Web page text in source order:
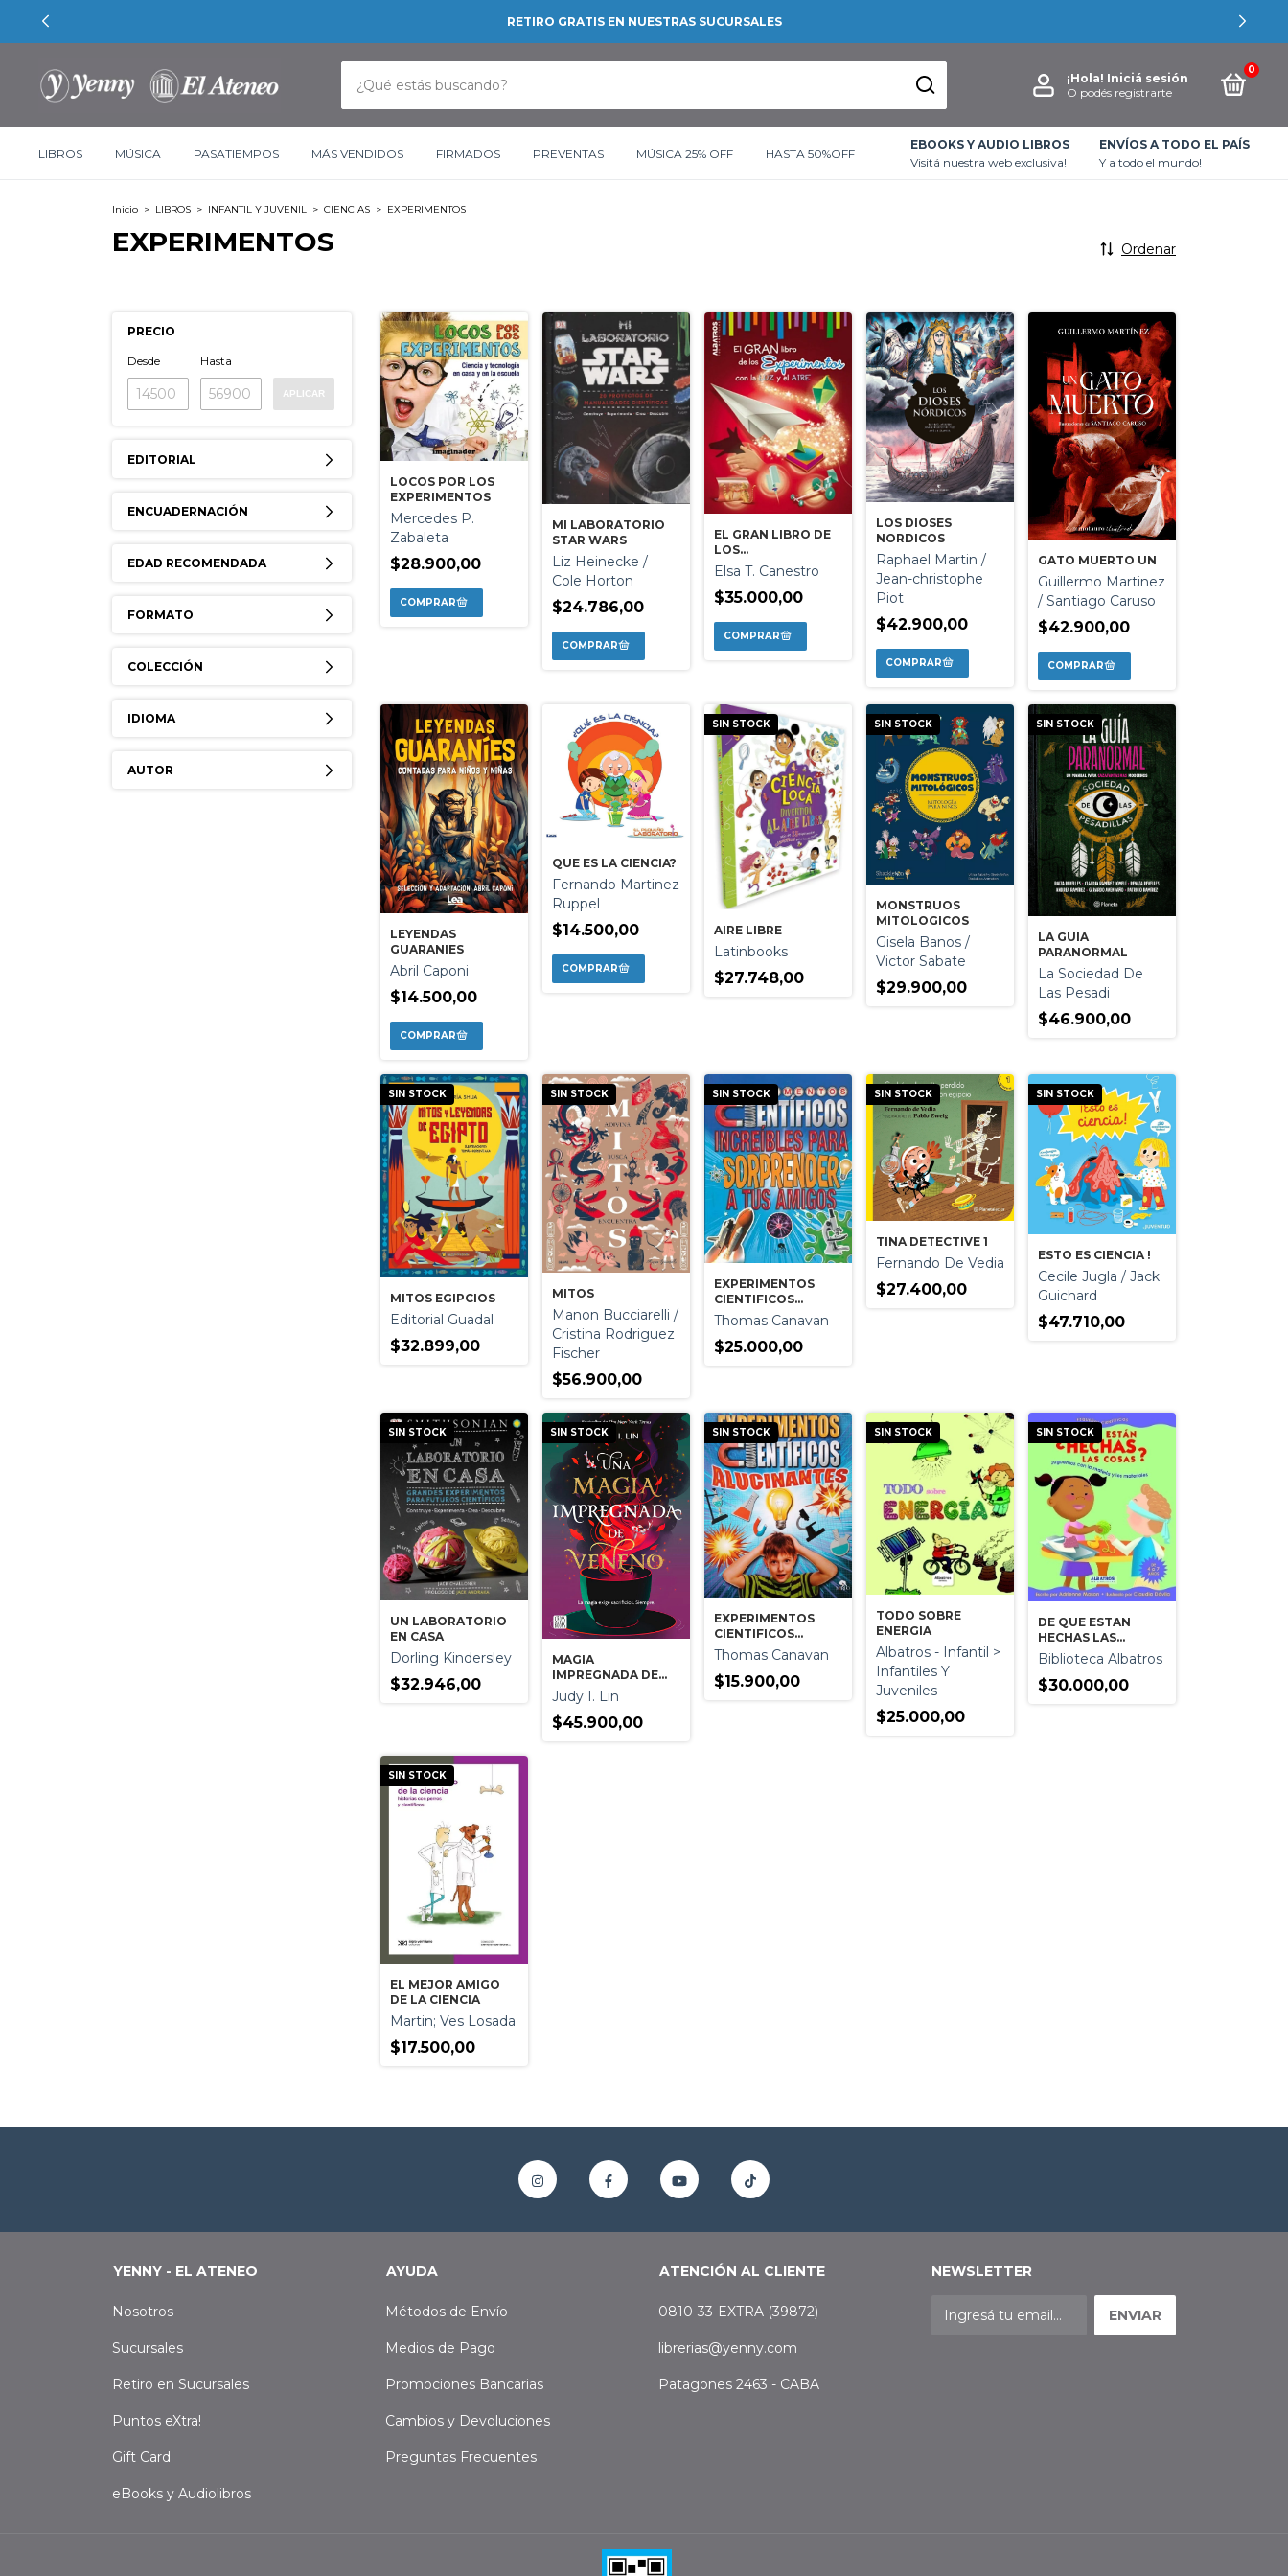
RETIRO GRATIS EN NUESTRAS SUCURSALES
¡Hola! Iniciá sesión
O podés registrarte
0
LIBROS MÚSICA PASATIEMPOS MÁS VENDIDOS FIRMADOS PREVENTAS MÚSICA 25% OFF HASTA 50%OFF
EBOOKS Y AUDIO LIBROS
Visitá nuestra web exclusiva!
ENVÍOS A TODO EL PAÍS
Y a todo el mundo!
Inicio > LIBROS > INFANTIL Y JUVENIL > CIENCIAS > EXPERIMENTOS
EXPERIMENTOS Ordenar
PRECIO
Desde Hasta
APLICAR
EDITORIAL
ENCUADERNACIÓN
EDAD RECOMENDADA
FORMATO
COLECCIÓN
IDIOMA
AUTOR
LOCOS POR LOS
EXPERIMENTOS
Mercedes P.
Zabaleta
$28.900,00
MI LABORATORIO
STAR WARS
Liz Heinecke /
Cole Horton
$24.786,00
EL GRAN LIBRO DE
LOS
EXPERIMENTOS
CON LA LUZ Y EL
AIRE
Elsa T. Canestro
$35.000,00
LOS DIOSES
NORDICOS
Raphael Martin /
Jean-christophe
Piot
$42.900,00
GATO MUERTO UN
Guillermo Martinez
/ Santiago Caruso
$42.900,00
LEYENDAS
GUARANIES
Abril Caponi
$14.500,00
QUE ES LA CIENCIA?
Fernando Martinez
Ruppel
$14.500,00
SIN STOCK
AIRE LIBRE
Latinbooks
$27.748,00
SIN STOCK
MONSTRUOS
MITOLOGICOS
Gisela Banos /
Victor Sabate
$29.900,00
SIN STOCK
LA GUIA
PARANORMAL
La Sociedad De
Las Pesadi
$46.900,00
SIN STOCK
MITOS EGIPCIOS
Editorial Guadal
$32.899,00
SIN STOCK
MITOS
Manon Bucciarelli /
Cristina Rodriguez
Fischer
$56.900,00
SIN STOCK
EXPERIMENTOS
CIENTIFICOS
INCREIBLES PARA
SORPRENDER -
CIENCIA DIVERTIDA
Thomas Canavan
$25.000,00
SIN STOCK
TINA DETECTIVE 1
Fernando De Vedia
$27.400,00
SIN STOCK
ESTO ES CIENCIA !
Cecile Jugla / Jack
Guichard
$47.710,00
SIN STOCK
UN LABORATORIO
EN CASA
Dorling Kindersley
$32.946,00
SIN STOCK
MAGIA
IMPREGNADA DE
VENENO UNA
Judy I. Lin
$45.900,00
SIN STOCK
EXPERIMENTOS
CIENTIFICOS
ALUCINANTES -
CIENCIA DIVERTIDA
Thomas Canavan
$15.900,00
SIN STOCK
TODO SOBRE
ENERGIA
Albatros - Infantil >
Infantiles Y
Juveniles
$25.000,00
SIN STOCK
DE QUE ESTAN
HECHAS LAS
COSAS?
Biblioteca Albatros
$30.000,00
SIN STOCK
EL MEJOR AMIGO
DE LA CIENCIA
Martin; Ves Losada
$17.500,00
YENNY - EL ATENEO
Nosotros
Sucursales
Retiro en Sucursales
Puntos eXtra!
Gift Card
eBooks y Audiolibros
AYUDA
Métodos de Envío
Medios de Pago
Promociones Bancarias
Cambios y Devoluciones
Preguntas Frecuentes
ATENCIÓN AL CLIENTE
0810-33-EXTRA (39872)
librerias@yenny.com
Patagones 2463 - CABA
NEWSLETTER